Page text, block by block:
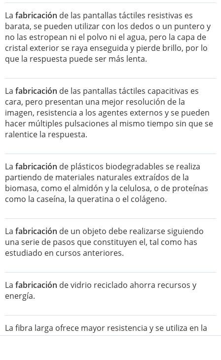
La fabricación de las pantallas táctiles resistivas es
barata, se pueden utilizar con los dedos o un puntero y
no las estropean ni el polvo ni el agua, pero la capa de
cristal exterior se raya enseguida y pierde brillo, por lo
que la respuesta puede ser más lenta.
La fabricación de las pantallas táctiles capacitivas es
cara, pero presentan una mejor resolución de la
imagen, resistencia a los agentes externos y se pueden
hacer múltiples pulsaciones al mismo tiempo sin que se
ralentice la respuesta.
La fabricación de plásticos biodegradables se realiza
partiendo de materiales naturales extraídos de la
biomasa, como el almidón y la celulosa, o de proteínas
como la caseína, la queratina o el colágeno.
La fabricación de un objeto debe realizarse siguiendo
una serie de pasos que constituyen el, tal como has
estudiado en cursos anteriores.
La fabricación de vidrio reciclado ahorra recursos y
energía.
La fibra larga ofrece mayor resistencia y se utiliza en la
fabricaciónde sacos de cemento.